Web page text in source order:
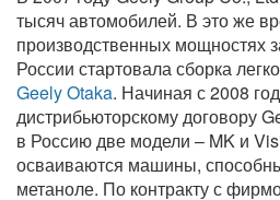
тысяч автомобилей. В это же
производственных мощностях
России стартовала сборка
Geely Otaka. Начиная с 2008
дистрибьюторскому договору
в Россию две модели – MK и
осваиваются машины,
метаноле. По контракту с